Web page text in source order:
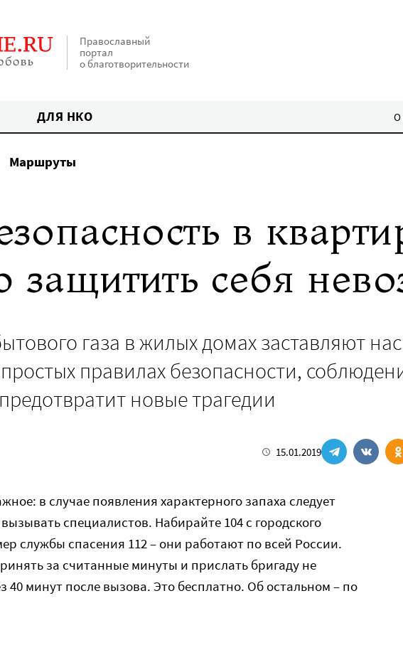
Православный
портал
о благотворительности
ДЛЯ НКО О
Маршруты
в
защитить себя
газа в жилых домах заставляют нас
правилах безопасности,
новые трагедии
15.01.2019
в случае появления характерного запаха следует
специалистов. Набирайте 104 с городского
службы спасения 112 – они работают по всей России.
за считанные минуты и прислать бригаду не
40 минут после вызова. Это бесплатно. Об остальном – по